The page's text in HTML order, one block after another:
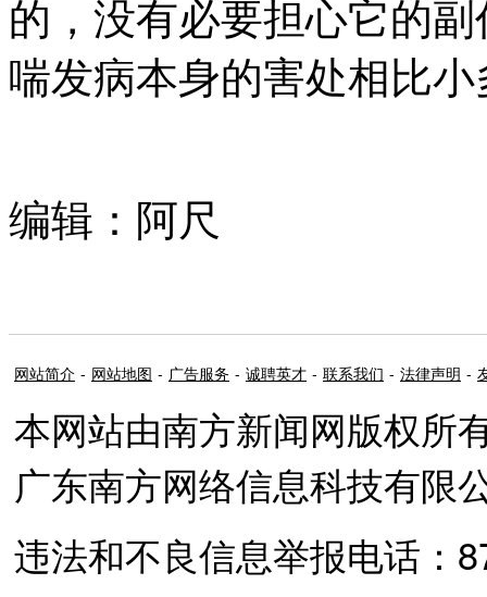
的，没有必要担心它的
喘发病本身的害处相比小
编辑：阿尺
网站简介 - 网站地图 - 广告服务 - 诚聘英才 - 联系我们 - 法律声明 -
本网站由南方新闻网版权
广东南方网络信息科技有限
违法和不良信息举报电话：